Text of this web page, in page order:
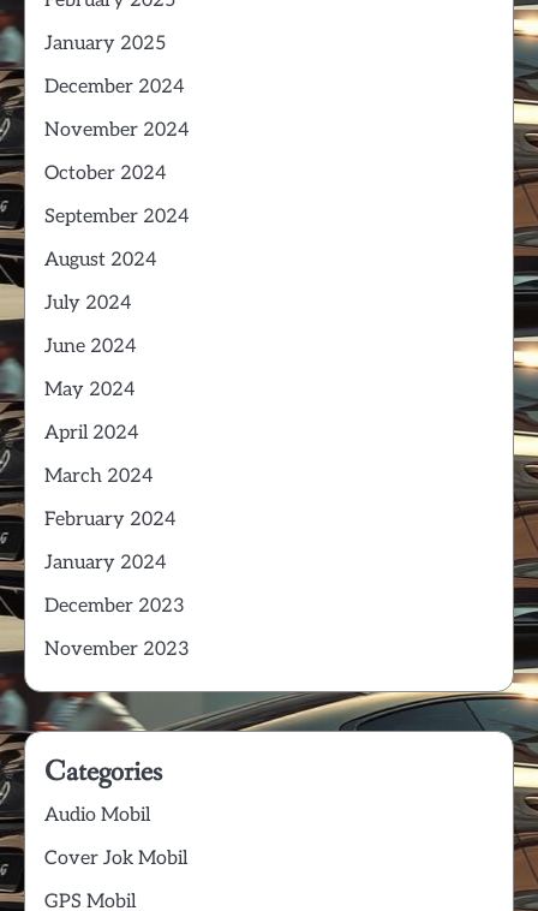
January 2025
December 2024
November 2024
October 2024
September 2024
August 2024
July 2024
June 2024
May 2024
April 2024
March 2024
February 2024
January 2024
December 2023
November 2023
Categories
Audio Mobil
Cover Jok Mobil
GPS Mobil